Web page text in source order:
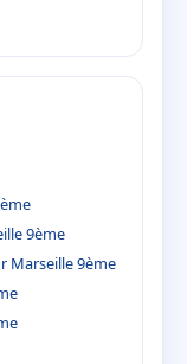
9ème
Marseille 9ème